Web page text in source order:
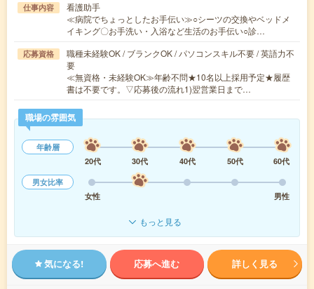
仕事内容
看護助手
≪病院でちょっとしたお手伝い≫○シーツの交換やベッドメ
イキング〇お手洗い・入浴など生活のお手伝い○診…
応募資格
職種未経験OK / ブランクOK / パソコンスキル不要 / 英語力不
要
≪無資格・未経験OK≫年齢不問★10名以上採用予定★履歴
書は不要です。▽応募後の流れ1)翌営業日まで…
職場の雰囲気
年齢層
20代
30代 40代 50代
60代
男女比率
女性
男性
もっと見る
気になる! 応募へ進む 詳しく見る